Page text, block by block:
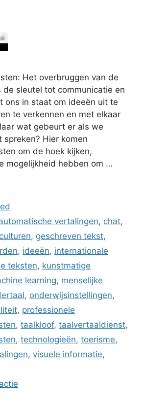
Het overbruggen van de
de sleutel tot communicatie en
ons in staat om ideeën uit te
te verkennen en met elkaar
wat gebeurt er als we
spreken? Hier komen
om de hoek kijken,
mogelijkheid hebben om …
vertalingen, chat,
culturen, geschreven tekst,
, ideeën, internationale
teksten, kunstmatige
learning, menselijke
, onderwijsinstellingen,
, professionele
, taalkloof, taalvertaaldienst,
, technologieën, toerisme,
, visuele informatie,